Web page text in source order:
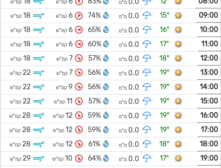
מ"מ קמ"ש קמ"ש
09:00
15° מ"מ 74%
6 קמ"ש 18 קמ"ש
10:00
16° מ"מ 65%
6 קמ"ש 18 קמ"ש
11:00
17° מ"מ 60%
6 קמ"ש 18 קמ"ש
12:00
18° מ"מ 57%
7 קמ"ש 18 קמ"ש
13:00
19° מ"מ 56%
7 קמ"ש 22 קמ"ש
14:00
19° מ"מ 56%
9 קמ"ש 22 קמ"ש
15:00
19° מ"מ 57%
11 קמ"ש 22 קמ"ש
16:00
19° מ"מ 59%
12 קמ"ש 28 קמ"ש
17:00
19° מ"מ 59%
12 קמ"ש 28 קמ"ש
18:00
18° מ"מ 61%
12 קמ"ש 28 קמ"ש
19:00
17° מ"מ 64%
10 קמ"ש 29 קמ"ש